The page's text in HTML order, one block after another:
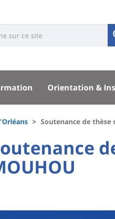
Orientation &
Soutenance de thèse